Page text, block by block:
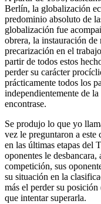
Berlín, la globalización
predominio absoluto de
globalización fue
obrera, la instauración de
precarización en el
partir de todos estos
perder su carácter
prácticamente todos los
independientemente de
encontrase.
Se produjo lo que yo
vez le preguntaron a
en las últimas etapas del
oponentes le desbancara,
competición, sus
su situación en la
más el perder su
que intentar superarla.